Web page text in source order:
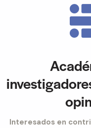
Interesados en